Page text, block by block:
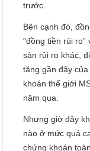
trước.
Bên cạnh đó,
“đồng tiền rủi
sản rủi ro khác,
tăng gần đây
khoán thế giới
năm qua.
Nhưng giờ đây
nào ở mức quá
chứng khoán